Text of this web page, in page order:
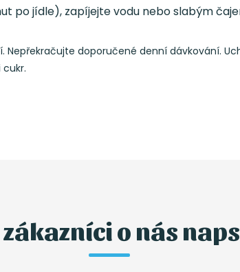
po jídle), zapíjejte vodu nebo slabým
doporučené denní dávkování.
zákazníci o nás